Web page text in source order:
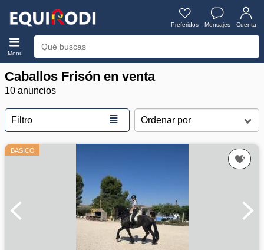
Preferidos Mensajes Cuenta
Menú
Caballos Frisón en venta
10 anuncios
Filtro ≣
BASICO